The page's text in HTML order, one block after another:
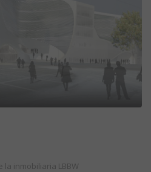
la inmobiliaria LBBW